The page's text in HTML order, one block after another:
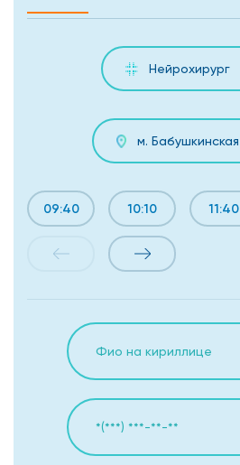
Нейрохирург
м. Бабушкинская
09:40 10:10 11:40